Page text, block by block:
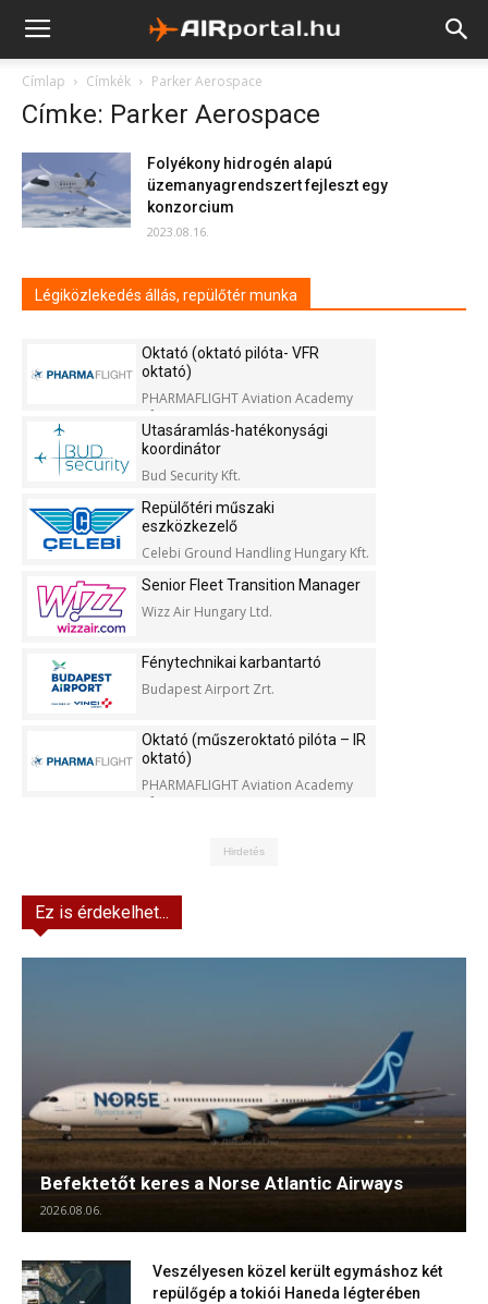
Címlap Címkék Parker Aerospace
Címke: Parker Aerospace
Folyékony hidrogén alapú
üzemanyagrendszert fejleszt egy
konzorcium
2023.08.16.
Légiközlekedés állás, repülőtér munka
Oktató (oktató pilóta- VFR
oktató)
PHARMAFLIGHT Aviation Academy
Kft.
Utasáramlás-hatékonysági
koordinátor
Bud Security Kft.
Repülőtéri műszaki
eszközkezelő
Celebi Ground Handling Hungary Kft.
Senior Fleet Transition Manager
Wizz Air Hungary Ltd.
Fénytechnikai karbantartó
Budapest Airport Zrt.
Oktató (műszeroktató pilóta – IR
oktató)
PHARMAFLIGHT Aviation Academy
Kft.
Hirdetés
Ez is érdekelhet...
Befektetőt keres a Norse Atlantic Airways
2026.08.06.
Veszélyesen közel került egymáshoz két
repülőgép a tokiói Haneda légterében